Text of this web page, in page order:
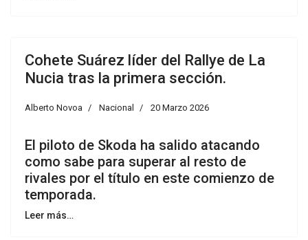
Cohete Suárez líder del Rallye de La
Nucia tras la primera sección.
Alberto Novoa Nacional 20 Marzo 2026
El piloto de Skoda ha salido atacando
como sabe para superar al resto de
rivales por el título en este comienzo de
temporada.
Leer más…